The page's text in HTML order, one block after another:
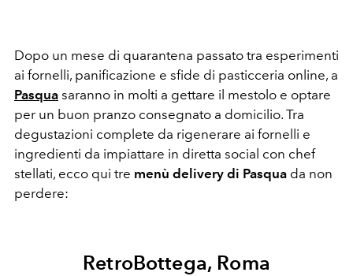
Dopo un mese di quarantena passato tra esperimenti
ai fornelli, panificazione e sfide di pasticceria online, a
Pasqua saranno in molti a gettare il mestolo e optare
per un buon pranzo consegnato a domicilio. Tra
degustazioni complete da rigenerare ai fornelli e
ingredienti da impiattare in diretta social con chef
stellati, ecco qui tre menù delivery di Pasqua da non
perdere:
RetroBottega, Roma